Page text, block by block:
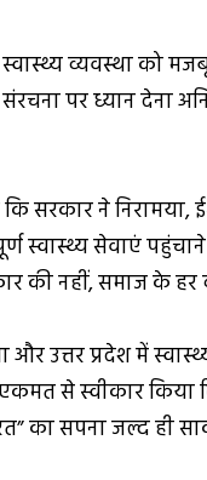
स्वास्थ्य व्यवस्था को
पर ध्यान देना
सरकार ने निरामया,
सेवाएं पहुंचाने
नहीं, समाज के हर
और उत्तर प्रदेश में
से स्वीकार
का सपना जल्द ही